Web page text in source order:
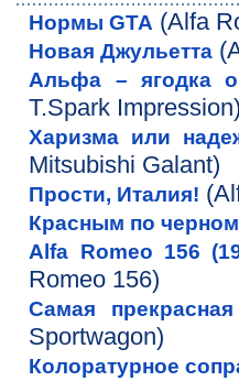
Нормы GTA (Alfa
Новая Джульетта
Альфа – ягодка
T.Spark Impression)
Харизма или
Mitsubishi Galant)
Прости, Италия!
Красным по
Alfa Romeo 156
Romeo 156)
Самая
Sportwagon)
Колоратурное